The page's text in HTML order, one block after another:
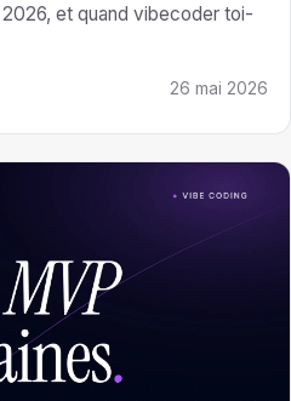
et quand vibecoder toi-
26 mai 2026